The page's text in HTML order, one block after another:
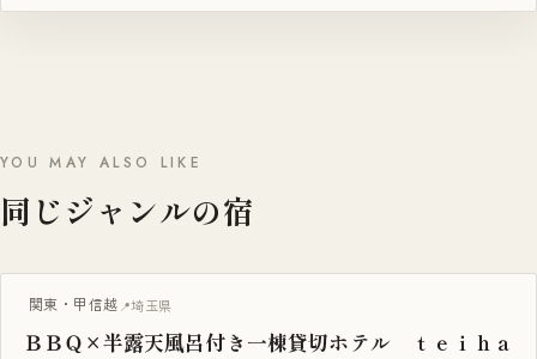
YOU MAY ALSO LIKE
同じジャンルの宿
BBQ・焚き火
関東・甲信越 埼玉県
ＢＢＱ×半露天風呂付き一棟貸切ホテル ｔｅｉｈａ